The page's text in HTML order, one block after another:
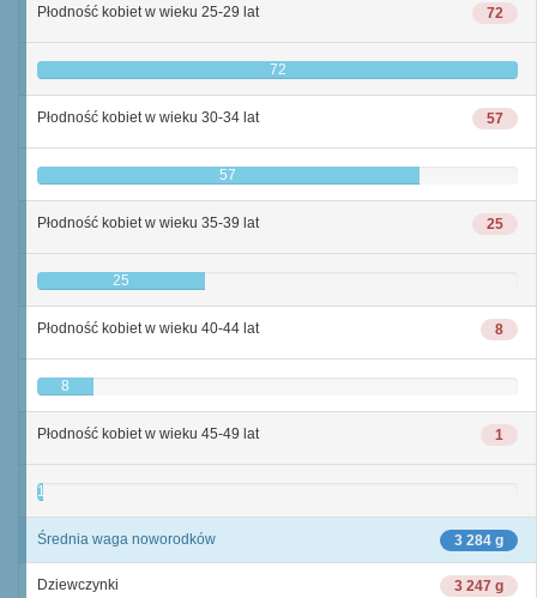
72
Płodność kobiet w wieku 25-29 lat
72
57
Płodność kobiet w wieku 30-34 lat
57
25
Płodność kobiet w wieku 35-39 lat
25
8
Płodność kobiet w wieku 40-44 lat
8
1
Płodność kobiet w wieku 45-49 lat
1
3 284 g
Średnia waga noworodków
3 247 g
Dziewczynki